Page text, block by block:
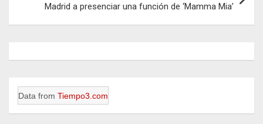
Madrid a presenciar una función de ‘Mamma Mia’
Data from Tiempo3.com